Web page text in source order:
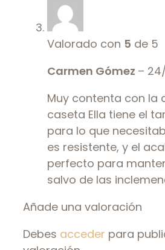
Valorado con 5 de 5
Carmen Gómez –
Muy contenta con la
caseta Ella tiene el
para lo que
es resistente, y el
perfecto para
salvo de las
Añade una valoración
Debes acceder para